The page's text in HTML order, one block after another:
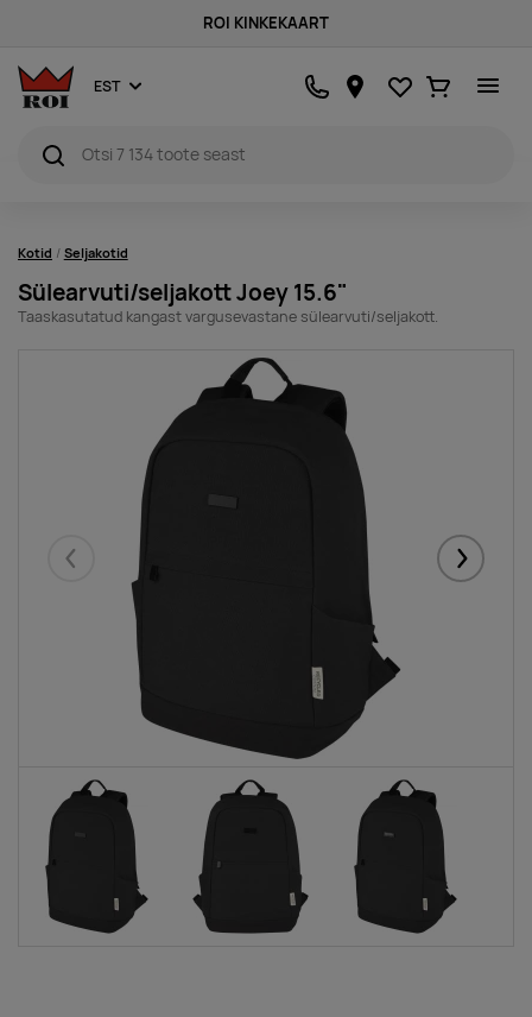
ROI KINKEKAART
EST Lemmikud
Ostukorv
Kotid Seljakotid
Sülearvuti/seljakott Joey 15.6"
Taaskasutatud kangast vargusevastane sülearvuti/seljakott.
Eelmised